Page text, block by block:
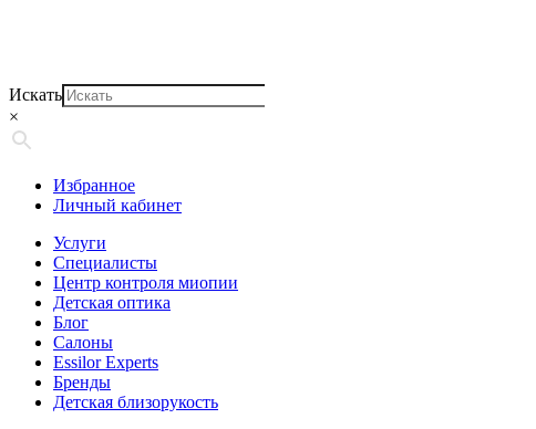
Искать
×
Избранное
Личный кабинет
Услуги
Специалисты
Центр контроля миопии
Детская оптика
Блог
Салоны
Essilor Experts
Бренды
Детская близорукость